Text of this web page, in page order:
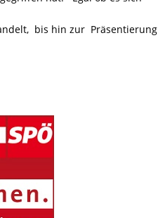
bis hin zur Präsentierung